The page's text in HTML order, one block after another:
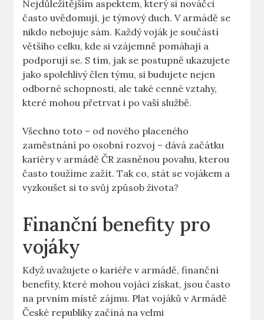
Nejdůležitějším aspektem, který si nováčci
často uvědomují, je týmový duch. V armádě se
nikdo nebojuje sám. Každý voják je součástí
většího celku, kde si vzájemně pomáhají a
podporují se. S tím, jak se postupně ukazujete
jako spolehlivý člen týmu, si budujete nejen
odborné schopnosti, ale také cenné vztahy,
které mohou přetrvat i po vaší službě.
Všechno toto – od nového placeného
zaměstnání po osobní rozvoj – dává začátku
kariéry v armádě ČR zasněnou povahu, kterou
často toužíme zažít. Tak co, stát se vojákem a
vyzkoušet si to svůj způsob života?
Finanční benefity pro
vojáky
Když uvažujete o kariéře v armádě, finanční
benefity, které mohou vojáci získat, jsou často
na prvním místě zájmu. Plat vojáků v Armádě
České republiky začíná na velmi